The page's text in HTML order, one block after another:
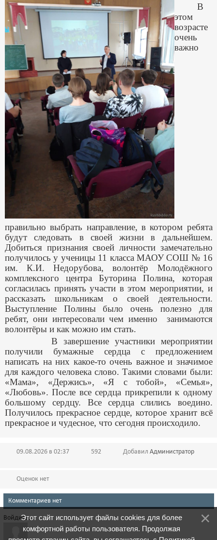
В
этом
возрасте
очень
важно
правильно выбрать направление, в котором ребята
будут следовать в своей жизни в дальнейшем.
Добиться признания своей личности замечательно
получилось у ученицы 11 класса МАОУ СОШ № 16
им. К.И. Недорубова, волонтёр Молодёжного
комплексного центра Буторина Полина, которая
согласилась принять участи в этом мероприятии, и
рассказать школьникам о своей деятельности.
Выступление Полины было очень полезно для
ребят, они интересовали чем именно занимаются
волонтёры и как можно им стать.
В завершение участники мероприятии
получили бумажные сердца с предложением
написать на них какое-то очень важное и значимое
для каждого человека слово. Такими словами были:
«Мама», «Держись», «Я с тобой», «Семья»,
«Любовь». После все сердца прикрепили к одному
большому сердцу. Все сердца слились воедино.
Получилось прекрасное сердце, которое хранит всё
прекрасное и чудесное, что сегодня происходило.
09.08.2026 в 02:37 592 Добавил Администратор
Оценок нет
Комментариев нет
Войдите:Этот сайт использует файлы cookies для более
комфортной работы пользователя. Продолжая